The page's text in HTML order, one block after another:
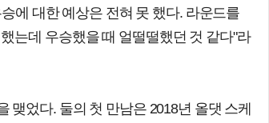
에 대한 예상은 전혀 못 했다. 라운드를
는데 우승했을 때 얼떨떨했던 것 같다"라
맺었다. 둘의 첫 만남은 2018년 올댓 스케